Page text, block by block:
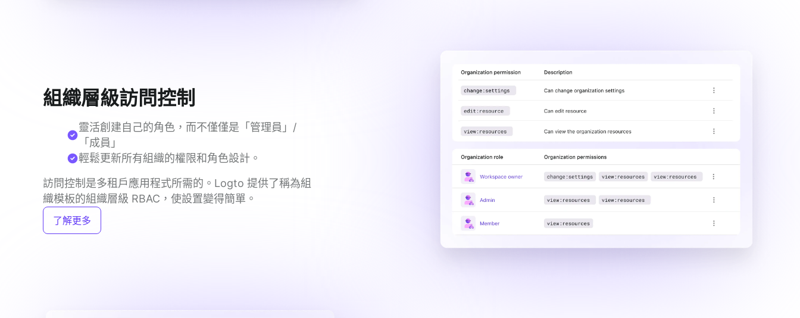
組織層級訪問控制
訪問控制是多租戶應用程式所需的。Logto 提供了稱為組
織模板的組織層級 RBAC，使設置變得簡單。
靈活創建自己的角色，而不僅僅是「管理員」/
「成員」
輕鬆更新所有組織的權限和角色設計。
了解更多